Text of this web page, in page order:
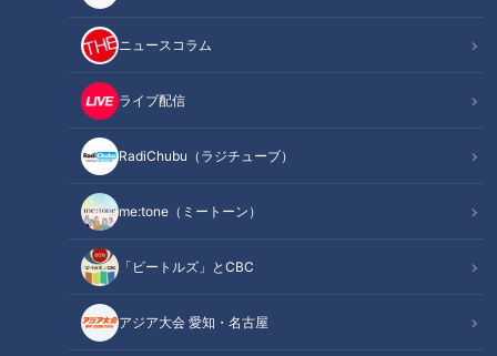
ニュースコラム
ライブ配信
RadiChubu（ラジチューブ）
me:tone（ミートーン）
「ビートルズ」とCBC
アジア大会 愛知・名古屋
材料（2人分）
作り方
オススメ関連コンテンツ
材料（2人分）
さやいんげん 180g
しょうゆ 大さじ1/2
バルサミコ酢 大さじ1/2
じゃが芋 200g
牛乳 大さじ4